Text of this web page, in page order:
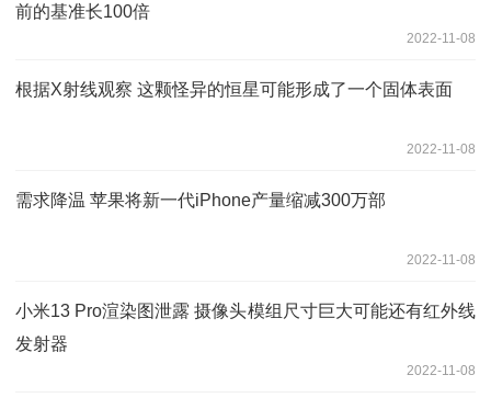
前的基准长100倍
2022-11-08
根据X射线观察 这颗怪异的恒星可能形成了一个固体表面
2022-11-08
需求降温 苹果将新一代iPhone产量缩减300万部
2022-11-08
小米13 Pro渲染图泄露 摄像头模组尺寸巨大可能还有红外线
发射器
2022-11-08